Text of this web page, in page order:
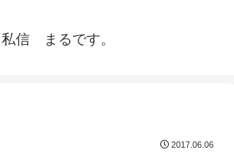
私信 まるです。
2017.06.06